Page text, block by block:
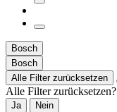
Bosch
Bosch
Alle Filter zurücksetzen
Alle Filter zurücksetzen?
Ja Nein